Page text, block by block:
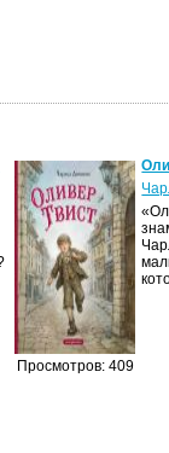
Просмотров: 409